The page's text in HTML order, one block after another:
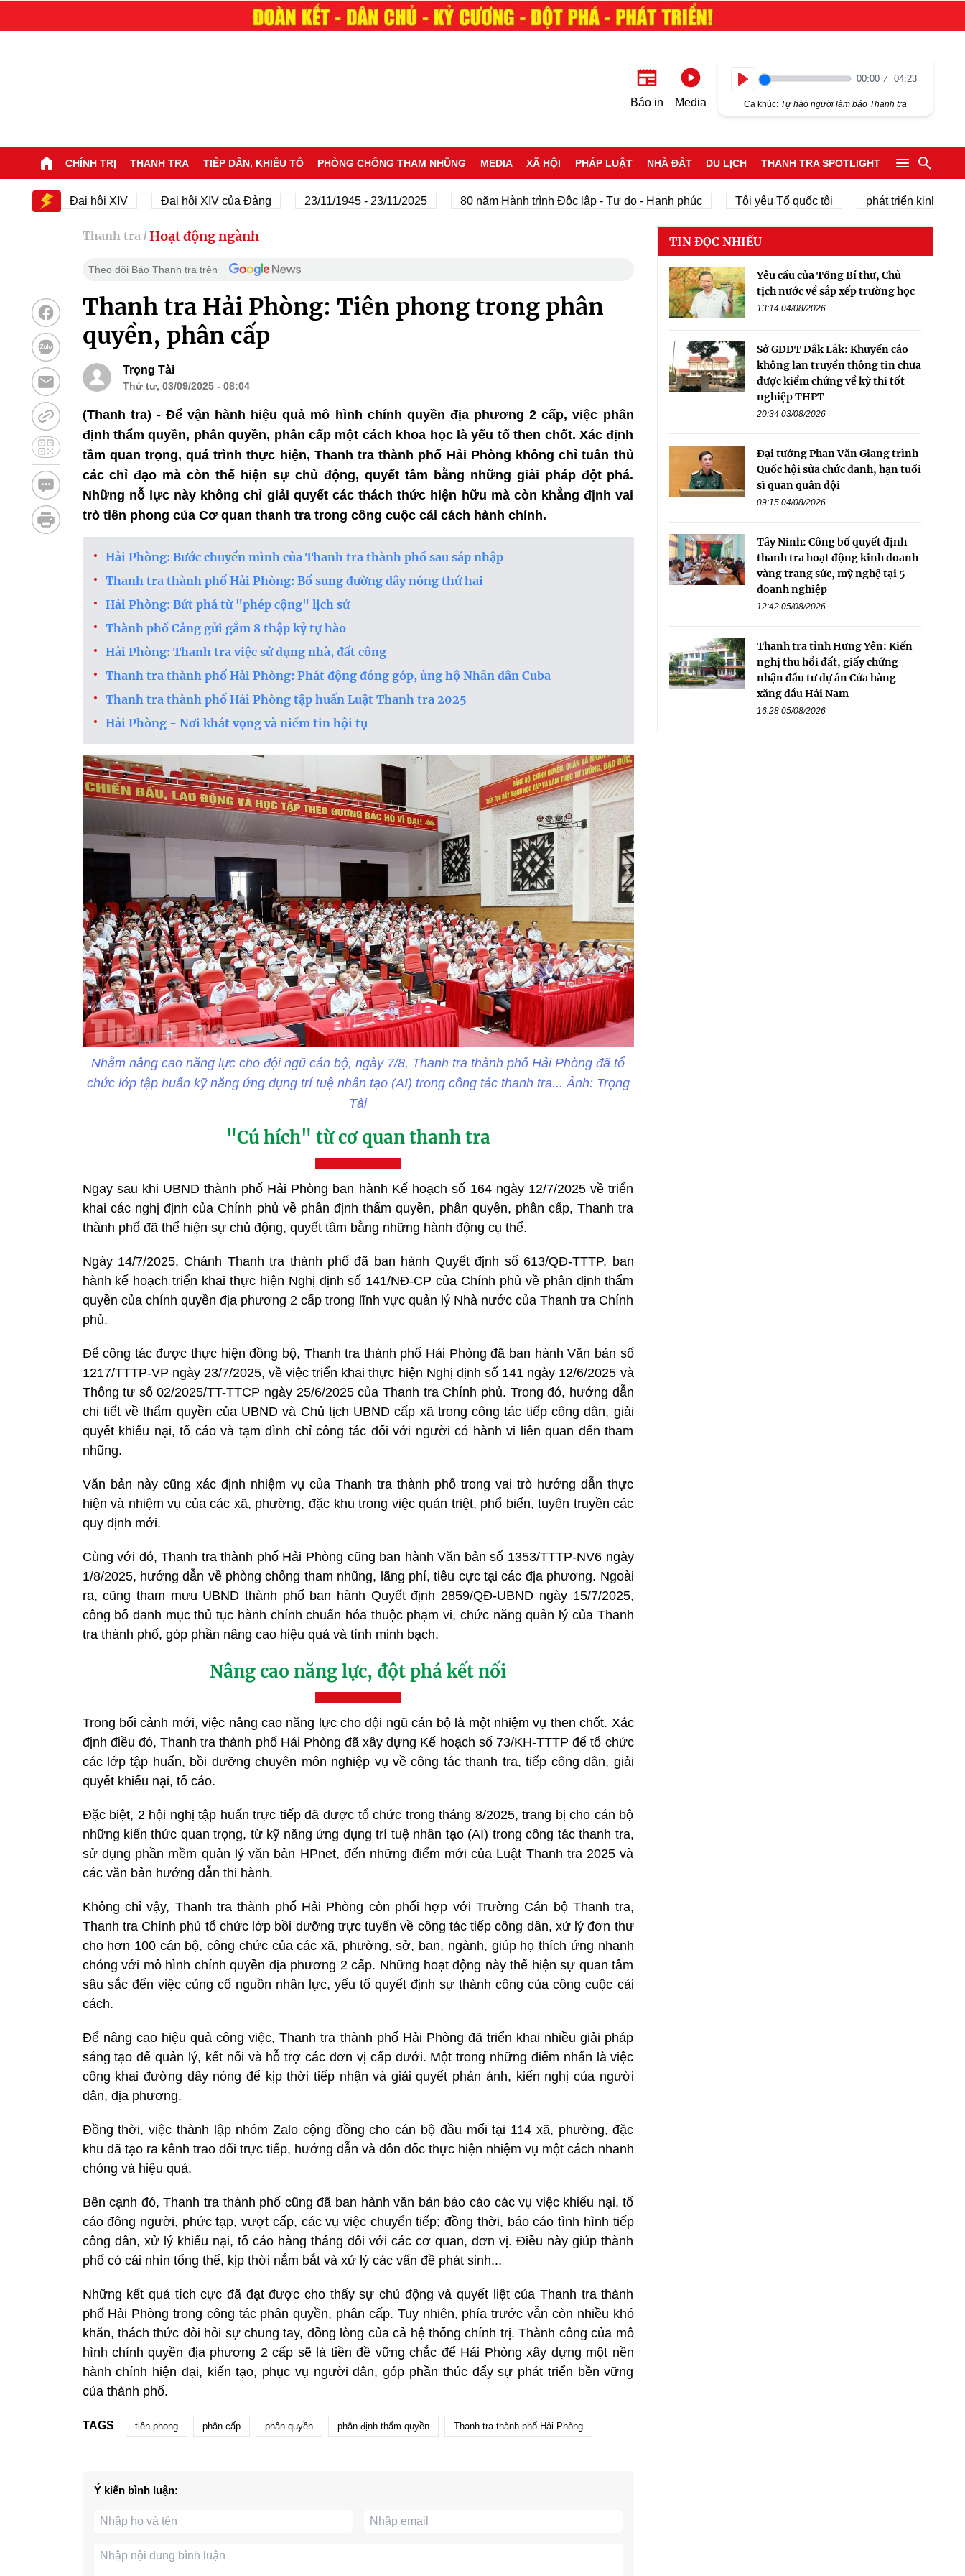
Báo in Media
00:00 04:23
Ca khúc: Tự hào người làm báo Thanh tra
CHÍNH TRỊ THANH TRA TIẾP DÂN, KHIẾU TỐ PHÒNG CHỐNG THAM NHŨNG MEDIA XÃ HỘI PHÁP LUẬT NHÀ ĐẤT DU LỊCH THANH TRA SPOTLIGHT
Đại hội XIV Đại hội XIV của Đảng 23/11/1945 - 23/11/2025 80 năm Hành trình Độc lập - Tự do - Hạnh phúc Tôi yêu Tổ quốc tôi phát triển kinh tế tư
Thanh tra / Hoạt động ngành
Theo dõi Báo Thanh tra trên
Thanh tra Hải Phòng: Tiên phong trong phân
quyền, phân cấp
Trọng Tài
Thứ tư, 03/09/2025 - 08:04
(Thanh tra) - Để vận hành hiệu quả mô hình chính quyền địa phương 2 cấp, việc phân
định thẩm quyền, phân quyền, phân cấp một cách khoa học là yếu tố then chốt. Xác định
tầm quan trọng, quá trình thực hiện, Thanh tra thành phố Hải Phòng không chỉ tuân thủ
các chỉ đạo mà còn thể hiện sự chủ động, quyết tâm bằng những giải pháp đột phá.
Những nỗ lực này không chỉ giải quyết các thách thức hiện hữu mà còn khẳng định vai
trò tiên phong của Cơ quan thanh tra trong công cuộc cải cách hành chính.
Hải Phòng: Bước chuyển mình của Thanh tra thành phố sau sáp nhập
Thanh tra thành phố Hải Phòng: Bổ sung đường dây nóng thứ hai
Hải Phòng: Bứt phá từ "phép cộng" lịch sử
Thành phố Cảng gửi gắm 8 thập kỷ tự hào
Hải Phòng: Thanh tra việc sử dụng nhà, đất công
Thanh tra thành phố Hải Phòng: Phát động đóng góp, ủng hộ Nhân dân Cuba
Thanh tra thành phố Hải Phòng tập huấn Luật Thanh tra 2025
Hải Phòng - Nơi khát vọng và niềm tin hội tụ
Nhằm nâng cao năng lực cho đội ngũ cán bộ, ngày 7/8, Thanh tra thành phố Hải Phòng đã tổ
chức lớp tập huấn kỹ năng ứng dụng trí tuệ nhân tạo (AI) trong công tác thanh tra... Ảnh: Trọng
Tài
"Cú hích" từ cơ quan thanh tra
Ngay sau khi UBND thành phố Hải Phòng ban hành Kế hoạch số 164 ngày 12/7/2025 về triển
khai các nghị định của Chính phủ về phân định thẩm quyền, phân quyền, phân cấp, Thanh tra
thành phố đã thể hiện sự chủ động, quyết tâm bằng những hành động cụ thể.
Ngày 14/7/2025, Chánh Thanh tra thành phố đã ban hành Quyết định số 613/QĐ-TTTP, ban
hành kế hoạch triển khai thực hiện Nghị định số 141/NĐ-CP của Chính phủ về phân định thẩm
quyền của chính quyền địa phương 2 cấp trong lĩnh vực quản lý Nhà nước của Thanh tra Chính
phủ.
Để công tác được thực hiện đồng bộ, Thanh tra thành phố Hải Phòng đã ban hành Văn bản số
1217/TTTP-VP ngày 23/7/2025, về việc triển khai thực hiện Nghị định số 141 ngày 12/6/2025 và
Thông tư số 02/2025/TT-TTCP ngày 25/6/2025 của Thanh tra Chính phủ. Trong đó, hướng dẫn
chi tiết về thẩm quyền của UBND và Chủ tịch UBND cấp xã trong công tác tiếp công dân, giải
quyết khiếu nại, tố cáo và tạm đình chỉ công tác đối với người có hành vi liên quan đến tham
nhũng.
Văn bản này cũng xác định nhiệm vụ của Thanh tra thành phố trong vai trò hướng dẫn thực
hiện và nhiệm vụ của các xã, phường, đặc khu trong việc quán triệt, phổ biến, tuyên truyền các
quy định mới.
Cùng với đó, Thanh tra thành phố Hải Phòng cũng ban hành Văn bản số 1353/TTTP-NV6 ngày
1/8/2025, hướng dẫn về phòng chống tham nhũng, lãng phí, tiêu cực tại các địa phương. Ngoài
ra, cũng tham mưu UBND thành phố ban hành Quyết định 2859/QĐ-UBND ngày 15/7/2025,
công bố danh mục thủ tục hành chính chuẩn hóa thuộc phạm vi, chức năng quản lý của Thanh
tra thành phố, góp phần nâng cao hiệu quả và tính minh bạch.
Nâng cao năng lực, đột phá kết nối
Trong bối cảnh mới, việc nâng cao năng lực cho đội ngũ cán bộ là một nhiệm vụ then chốt. Xác
định điều đó, Thanh tra thành phố Hải Phòng đã xây dựng Kế hoạch số 73/KH-TTTP để tổ chức
các lớp tập huấn, bồi dưỡng chuyên môn nghiệp vụ về công tác thanh tra, tiếp công dân, giải
quyết khiếu nại, tố cáo.
Đặc biệt, 2 hội nghị tập huấn trực tiếp đã được tổ chức trong tháng 8/2025, trang bị cho cán bộ
những kiến thức quan trọng, từ kỹ năng ứng dụng trí tuệ nhân tạo (AI) trong công tác thanh tra,
sử dụng phần mềm quản lý văn bản HPnet, đến những điểm mới của Luật Thanh tra 2025 và
các văn bản hướng dẫn thi hành.
Không chỉ vậy, Thanh tra thành phố Hải Phòng còn phối hợp với Trường Cán bộ Thanh tra,
Thanh tra Chính phủ tổ chức lớp bồi dưỡng trực tuyến về công tác tiếp công dân, xử lý đơn thư
cho hơn 100 cán bộ, công chức của các xã, phường, sở, ban, ngành, giúp họ thích ứng nhanh
chóng với mô hình chính quyền địa phương 2 cấp. Những hoạt động này thể hiện sự quan tâm
sâu sắc đến việc củng cố nguồn nhân lực, yếu tố quyết định sự thành công của công cuộc cải
cách.
Để nâng cao hiệu quả công việc, Thanh tra thành phố Hải Phòng đã triển khai nhiều giải pháp
sáng tạo để quản lý, kết nối và hỗ trợ các đơn vị cấp dưới. Một trong những điểm nhấn là việc
công khai đường dây nóng để kịp thời tiếp nhận và giải quyết phản ánh, kiến nghị của người
dân, địa phương.
Đồng thời, việc thành lập nhóm Zalo cộng đồng cho cán bộ đầu mối tại 114 xã, phường, đặc
khu đã tạo ra kênh trao đổi trực tiếp, hướng dẫn và đôn đốc thực hiện nhiệm vụ một cách nhanh
chóng và hiệu quả.
Bên cạnh đó, Thanh tra thành phố cũng đã ban hành văn bản báo cáo các vụ việc khiếu nại, tố
cáo đông người, phức tạp, vượt cấp, các vụ việc chuyển tiếp; đồng thời, báo cáo tình hình tiếp
công dân, xử lý khiếu nại, tố cáo hàng tháng đối với các cơ quan, đơn vị. Điều này giúp thành
phố có cái nhìn tổng thể, kịp thời nắm bắt và xử lý các vấn đề phát sinh...
Những kết quả tích cực đã đạt được cho thấy sự chủ động và quyết liệt của Thanh tra thành
phố Hải Phòng trong công tác phân quyền, phân cấp. Tuy nhiên, phía trước vẫn còn nhiều khó
khăn, thách thức đòi hỏi sự chung tay, đồng lòng của cả hệ thống chính trị. Thành công của mô
hình chính quyền địa phương 2 cấp sẽ là tiền đề vững chắc để Hải Phòng xây dựng một nền
hành chính hiện đại, kiến tạo, phục vụ người dân, góp phần thúc đẩy sự phát triển bền vững
của thành phố.
TAGS tiên phong phân cấp phân quyền phân định thẩm quyền Thanh tra thành phố Hải Phòng
Ý kiến bình luận:
TIN ĐỌC NHIỀU
Yêu cầu của Tổng Bí thư, Chủ
tịch nước về sắp xếp trường học
13:14 04/08/2026
Sở GDĐT Đắk Lắk: Khuyến cáo
không lan truyền thông tin chưa
được kiểm chứng về kỳ thi tốt
nghiệp THPT
20:34 03/08/2026
Đại tướng Phan Văn Giang trình
Quốc hội sửa chức danh, hạn tuổi
sĩ quan quân đội
09:15 04/08/2026
Tây Ninh: Công bố quyết định
thanh tra hoạt động kinh doanh
vàng trang sức, mỹ nghệ tại 5
doanh nghiệp
12:42 05/08/2026
Thanh tra tỉnh Hưng Yên: Kiến
nghị thu hồi đất, giấy chứng
nhận đầu tư dự án Cửa hàng
xăng dầu Hải Nam
16:28 05/08/2026